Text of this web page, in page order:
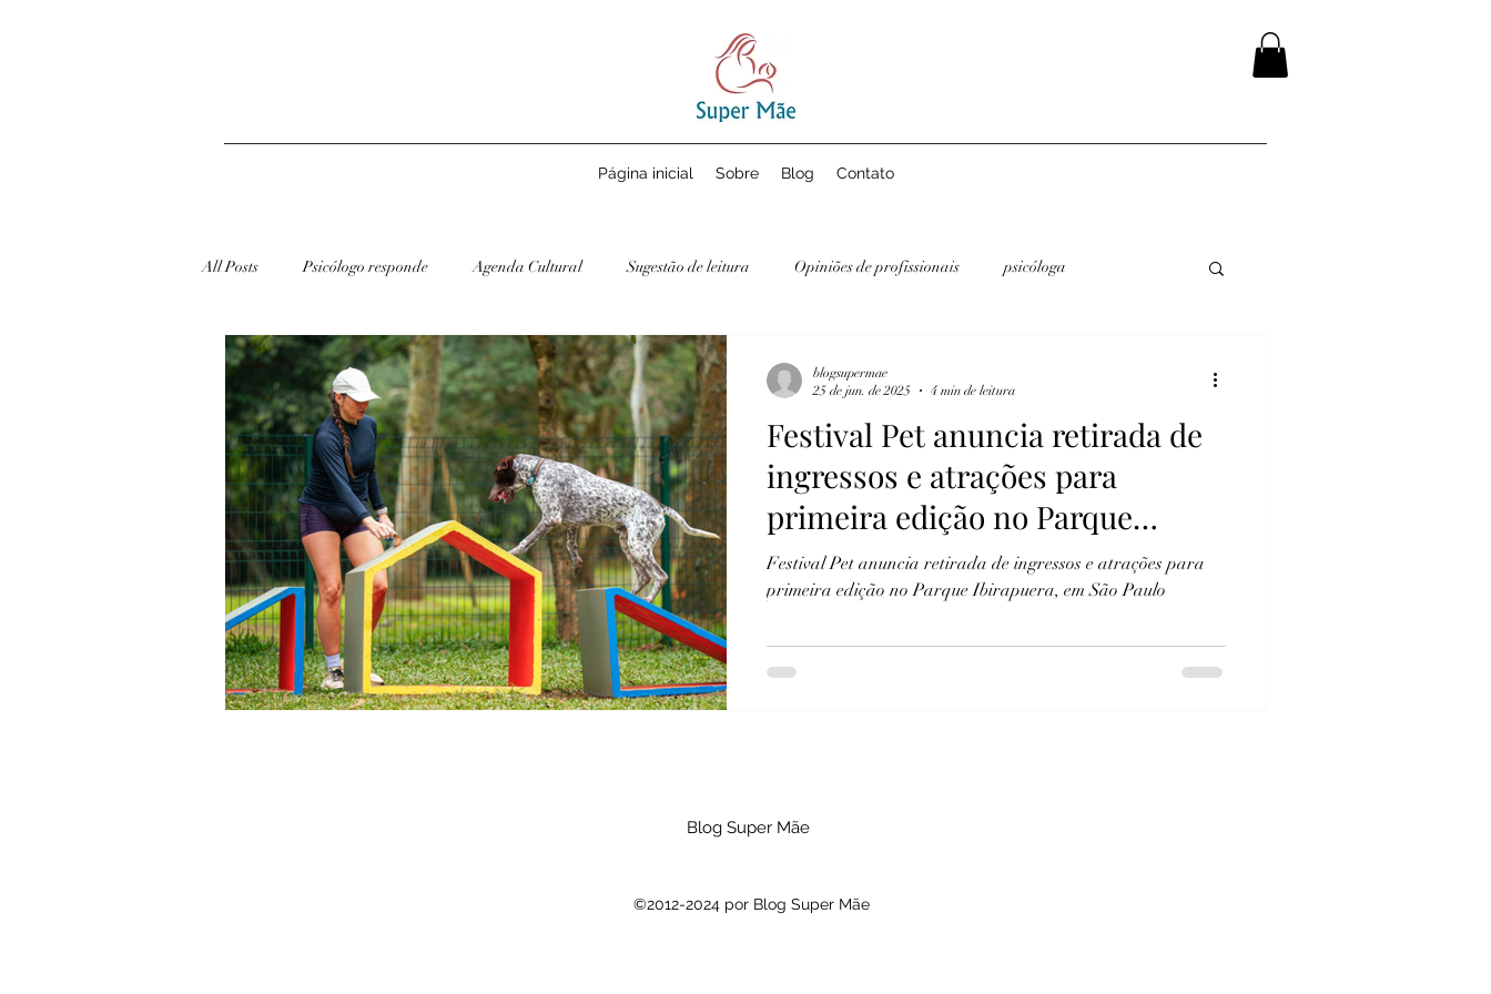
Página inicial Sobre Blog Contato
All Posts Psicólogo responde Agenda Cultural Sugestão de leitura Opiniões de profissionais psicóloga
redes sociais Dicas
Festival Pet anuncia retirada de
ingressos e atrações para
primeira edição no Parque
Ibirapuera, em São Paulo
Festival Pet anuncia retirada de ingressos e atrações para
primeira edição no Parque Ibirapuera, em São Paulo
blogsupermae
25 de jun. de 2025
4 min de leitura
Blog Super Mãe
©2012-2024 por Blog Super Mãe